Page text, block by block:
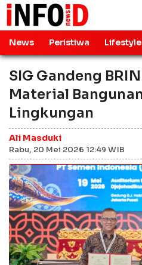
News Peristiwa Lifestyle
SIG Gandeng
Material
Lingkungan
Ali Masduki
Rabu, 20 Mei 2026 12:49 WIB